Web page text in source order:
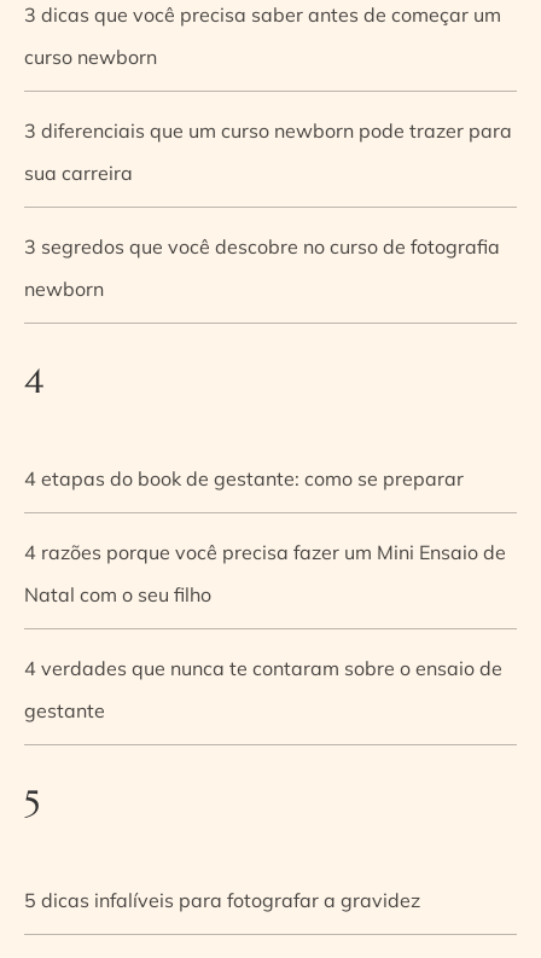
3 dicas que você precisa saber antes de começar um
curso newborn
3 diferenciais que um curso newborn pode trazer para
sua carreira
3 segredos que você descobre no curso de fotografia
newborn
4
4 etapas do book de gestante: como se preparar
4 razões porque você precisa fazer um Mini Ensaio de
Natal com o seu filho
4 verdades que nunca te contaram sobre o ensaio de
gestante
5
5 dicas infalíveis para fotografar a gravidez